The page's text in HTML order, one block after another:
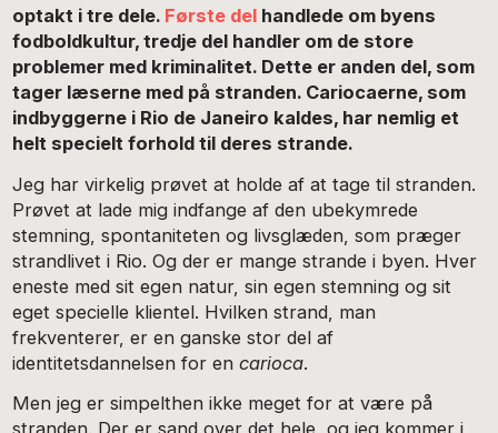
optakt i tre dele. Første del handlede om byens
fodboldkultur, tredje del handler om de store
problemer med kriminalitet. Dette er anden del, som
tager læserne med på stranden. Cariocaerne, som
indbyggerne i Rio de Janeiro kaldes, har nemlig et
helt specielt forhold til deres strande.
Jeg har virkelig prøvet at holde af at tage til stranden.
Prøvet at lade mig indfange af den ubekymrede
stemning, spontaniteten og livsglæden, som præger
strandlivet i Rio. Og der er mange strande i byen. Hver
eneste med sit egen natur, sin egen stemning og sit
eget specielle klientel. Hvilken strand, man
frekventerer, er en ganske stor del af
identitetsdannelsen for encarioca.
Men jeg er simpelthen ikke meget for at være på